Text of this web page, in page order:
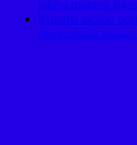
takma montesi
hyundai tucson
mühendislik